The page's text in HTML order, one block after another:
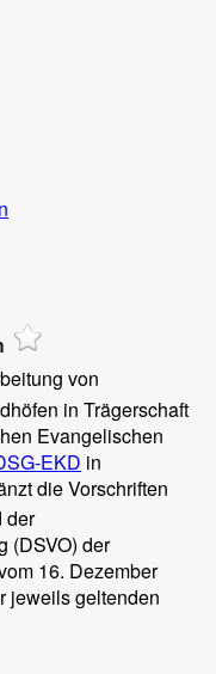
von
in Trägerschaft
Evangelischen
EKD in
die Vorschriften
der
(DSVO) der
16. Dezember
jeweils geltenden